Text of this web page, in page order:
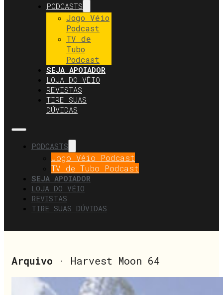
PODCASTS
Jogo Véio
Podcast
TV de
Tubo
Podcast
SEJA APOIADOR
LOJA DO VÉIO
REVISTAS
TIRE SUAS
DÚVIDAS
PODCASTS
Jogo Véio Podcast
TV de Tubo Podcast
SEJA APOIADOR
LOJA DO VÉIO
REVISTAS
TIRE SUAS DÚVIDAS
Arquivo · Harvest Moon 64